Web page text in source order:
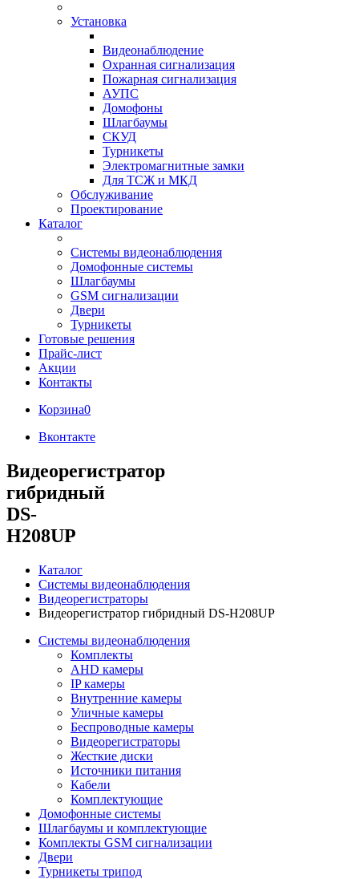
Установка
Видеонаблюдение
Охранная сигнализация
Пожарная сигнализация
АУПС
Домофоны
Шлагбаумы
СКУД
Турникеты
Электромагнитные замки
Для ТСЖ и МКД
Обслуживание
Проектирование
Каталог
Системы видеонаблюдения
Домофонные системы
Шлагбаумы
GSM сигнализации
Двери
Турникеты
Готовые решения
Прайс-лист
Акции
Контакты
Корзина0
Вконтакте
Видеорегистратор
гибридный
DS-
H208UP
Каталог
Системы видеонаблюдения
Видеорегистраторы
Видеорегистратор гибридный DS-H208UP
Системы видеонаблюдения
Комплекты
AHD камеры
IP камеры
Внутренние камеры
Уличные камеры
Беспроводные камеры
Видеорегистраторы
Жесткие диски
Источники питания
Кабели
Комплектующие
Домофонные системы
Шлагбаумы и комплектующие
Комплекты GSM сигнализации
Двери
Турникеты трипод